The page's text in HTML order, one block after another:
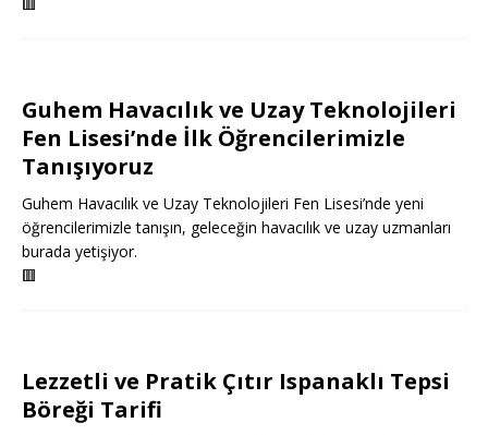
Guhem Havacılık ve Uzay Teknolojileri
Fen Lisesi’nde İlk Öğrencilerimizle
Tanışıyoruz
Guhem Havacılık ve Uzay Teknolojileri Fen Lisesi’nde yeni
öğrencilerimizle tanışın, geleceğin havacılık ve uzay uzmanları
burada yetişiyor.
🟥
Lezzetli ve Pratik Çıtır Ispanaklı Tepsi
Böreği Tarifi